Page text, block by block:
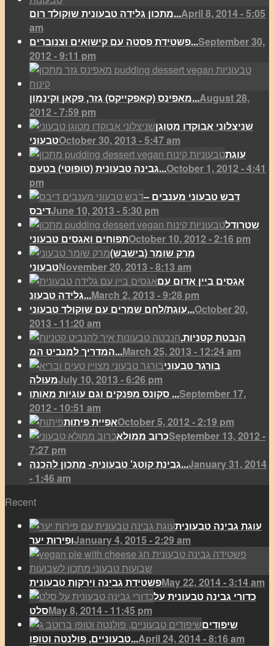
מתכון גלידה טבעונית שוקולד רום...April 8, 2014 - 5:05
am
פשטידת פסטה עם קישואים וצנוברים...September 30,
2012 - 9:11 pm
מאפינס (קאפקייקס) גזר, פקאן וקינמון...August 28,
2012 - 7:59 pm
שניצלוני אבוקדו מטוגן
טבעוניOctober 30, 2013 - 5:47 am
עוגת
גבינה טבעונית (טופוטי) בטעם...October 1, 2012 - 4:41
pm
דבש טבעוני מענבים –
דיבסJune 10, 2013 - 5:30 pm
שטרודל
תפוחים ואגסים טבעוניOctober 10, 2012 - 2:16 pm
מרק שומר (בישבש)
טבעוניNovember 20, 2013 - 8:13 am
אגסים ביין אדום עם
גלידה טבעונ...March 2, 2013 - 9:28 pm
עוגת/לחם שמרים עם שוקולד טבעוני...October 20,
2013 - 11:20 am
הנבטת קטניות,
המדריך למנביט המ...March 25, 2013 - 12:24 am
בורגר טבעוני
מעולהJuly 10, 2013 - 6:26 pm
סקונס מפנקים וגם עוגיות מאותו ...September 17,
2012 - 10:51 am
אפיית פיתותOctober 5, 2012 - 2:19 pm
כרוב ממולאSeptember 13, 2012 -
7:27 pm
גבינת קוטג’ טבעונית- מתכון להכנה...January 31, 2014
- 1:46 am
Recent
עוגת גבינה טבעונית
ופירות יערJanuary 4, 2015 - 2:29 am
פשטידת גבינה וירקות טבעוניתMay 22, 2014 - 3:14 am
כדורי גבינה טבעונית על
סלטMay 8, 2014 - 11:45 pm
שיפודים
טבעוניים, פולנטה וטופו...April 24, 2014 - 8:16 am